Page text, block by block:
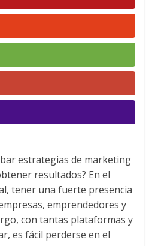
estrategias de marketing
resultados? En el
tener una fuerte presencia
emprendedores y
con tantas plataformas y
es fácil perderse en el